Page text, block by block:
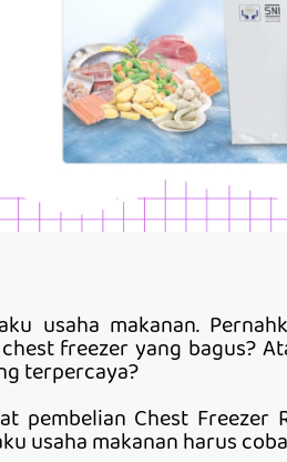
usaha makanan.
freezer yang bagus?
terpercaya?
pembelian Chest Freezer
usaha makanan harus